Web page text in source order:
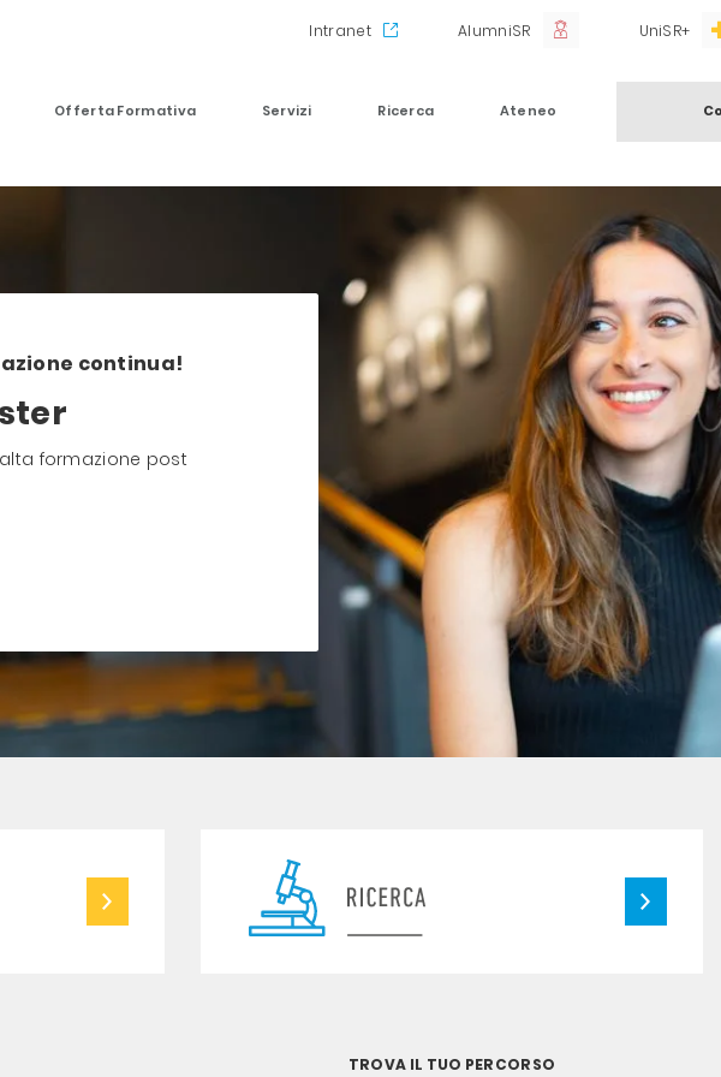
Intranet AlumniSR UniSR+
Offerta Formativa Servizi Ricerca Ateneo
continua!
formazione post
TROVA IL TUO PERCORSO